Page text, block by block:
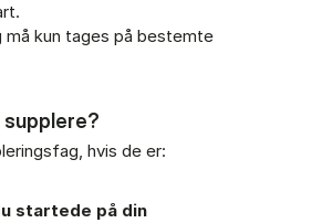
må kun tages på bestemte
supplere?
hvis de er:
startede på din